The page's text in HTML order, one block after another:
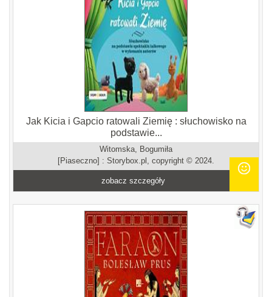
Jak Kicia i Gapcio ratowali Ziemię : słuchowisko na
podstawie...
Witomska, Bogumiła
[Piaseczno] : Storybox.pl, copyright © 2024.
zobacz szczegóły